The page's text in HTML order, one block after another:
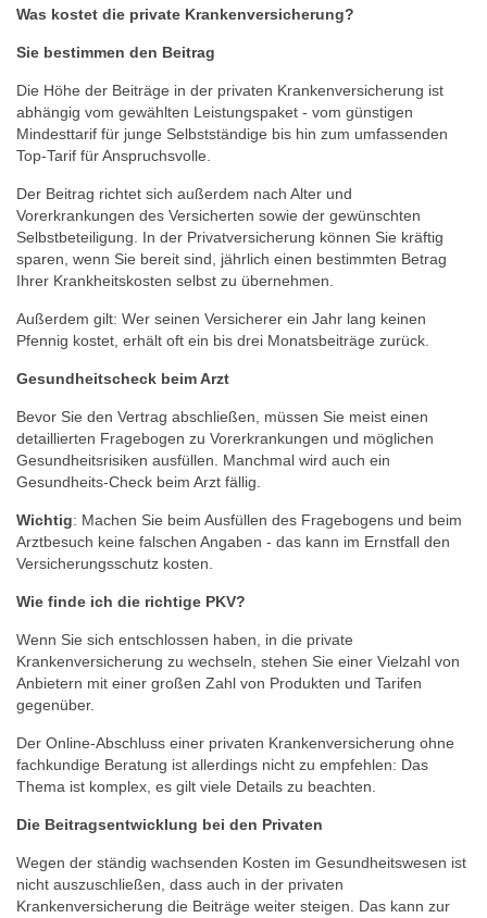
Was kostet die private Krankenversicherung?
Sie bestimmen den Beitrag
Die Höhe der Beiträge in der privaten Krankenversicherung ist
abhängig vom gewählten Leistungspaket - vom günstigen
Mindesttarif für junge Selbstständige bis hin zum umfassenden
Top-Tarif für Anspruchsvolle.
Der Beitrag richtet sich außerdem nach Alter und
Vorerkrankungen des Versicherten sowie der gewünschten
Selbstbeteiligung. In der Privatversicherung können Sie kräftig
sparen, wenn Sie bereit sind, jährlich einen bestimmten Betrag
Ihrer Krankheitskosten selbst zu übernehmen.
Außerdem gilt: Wer seinen Versicherer ein Jahr lang keinen
Pfennig kostet, erhält oft ein bis drei Monatsbeiträge zurück.
Gesundheitscheck beim Arzt
Bevor Sie den Vertrag abschließen, müssen Sie meist einen
detaillierten Fragebogen zu Vorerkrankungen und möglichen
Gesundheitsrisiken ausfüllen. Manchmal wird auch ein
Gesundheits-Check beim Arzt fällig.
Wichtig: Machen Sie beim Ausfüllen des Fragebogens und beim
Arztbesuch keine falschen Angaben - das kann im Ernstfall den
Versicherungsschutz kosten.
Wie finde ich die richtige PKV?
Wenn Sie sich entschlossen haben, in die private
Krankenversicherung zu wechseln, stehen Sie einer Vielzahl von
Anbietern mit einer großen Zahl von Produkten und Tarifen
gegenüber.
Der Online-Abschluss einer privaten Krankenversicherung ohne
fachkundige Beratung ist allerdings nicht zu empfehlen: Das
Thema ist komplex, es gilt viele Details zu beachten.
Die Beitragsentwicklung bei den Privaten
Wegen der ständig wachsenden Kosten im Gesundheitswesen ist
nicht auszuschließen, dass auch in der privaten
Krankenversicherung die Beiträge weiter steigen. Das kann zur